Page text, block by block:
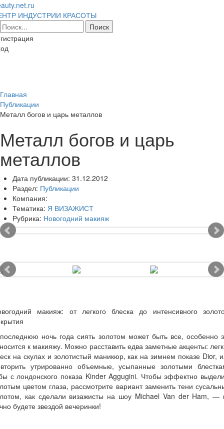
ИНДУСТРИИ КРАСОТЫ
Главная
Публикации
Металл богов и царь металлов
Металл богов и царь
металлов
Дата публикации: 31.12.2012
Раздел: Публикации
Компания:
Тематика: Я ВИЗАЖИСТ
Рубрика: Новогодний макияж
макияж: от легкого блеска до интенсивного
ночь года сиять золотом может быть все, особенно
к макияжу. Можно расставить едва заметные акценты:
на скулах и золотистый маникюр, как на зимнем показе Dior,
утрированно объемные, усыпанные золотыми
с лондонского показа Kinder Aggugini. Чтобы эффектно
цветом глаза, рассмотрите вариант заменить тени
как сделали визажисты на шоу Michael Van der Ham, —
будете звездой вечеринки!